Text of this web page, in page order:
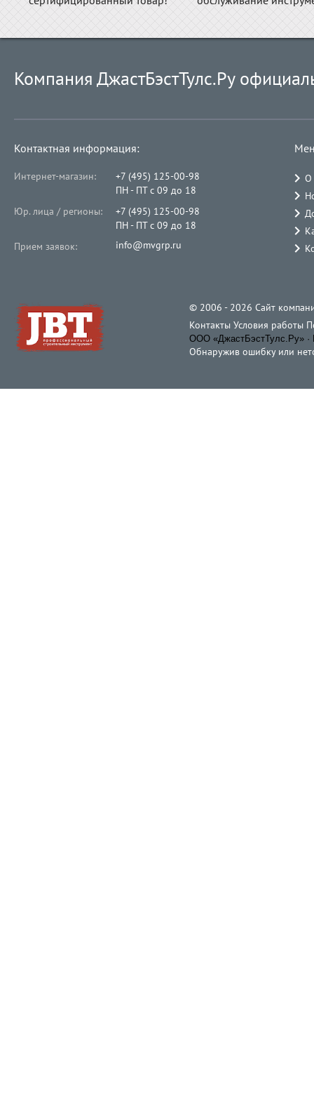
Компания ДжастБэстТулс.Ру
Контактная информация:
Интернет-магазин:
+7 (495) 125-00-98
ПН - ПТ с 09 до 18
Юр. лица / регионы:
+7 (495) 125-00-98
ПН - ПТ с 09 до 18
Прием заявок:
info@mvgrp.ru
О
© 2006 - 2026 Cайт
Контакты Условия работы
ООО «ДжастБэстТулс.Ру» ·
Обнаружив ошибку или